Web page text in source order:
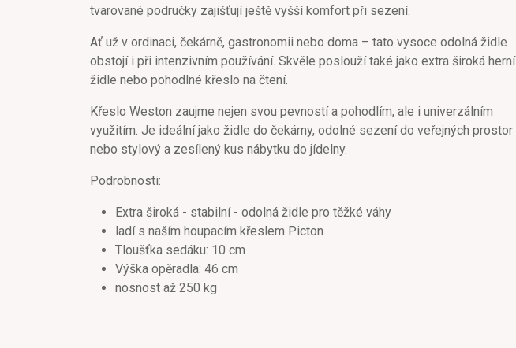
tvarované područky zajišťují ještě vyšší komfort při sezení.
Ať už v ordinaci, čekárně, gastronomii nebo doma – tato vysoce odolná židle
obstojí i při intenzivním používání. Skvěle poslouží také jako extra široká herní
židle nebo pohodlné křeslo na čtení.
Křeslo Weston zaujme nejen svou pevností a pohodlím, ale i univerzálním
využitím. Je ideální jako židle do čekárny, odolné sezení do veřejných prostor
nebo stylový a zesílený kus nábytku do jídelny.
Podrobnosti:
Extra široká - stabilní - odolná židle pro těžké váhy
ladí s naším houpacím křeslem Picton
Tloušťka sedáku: 10 cm
Výška opěradla: 46 cm
nosnost až 250 kg